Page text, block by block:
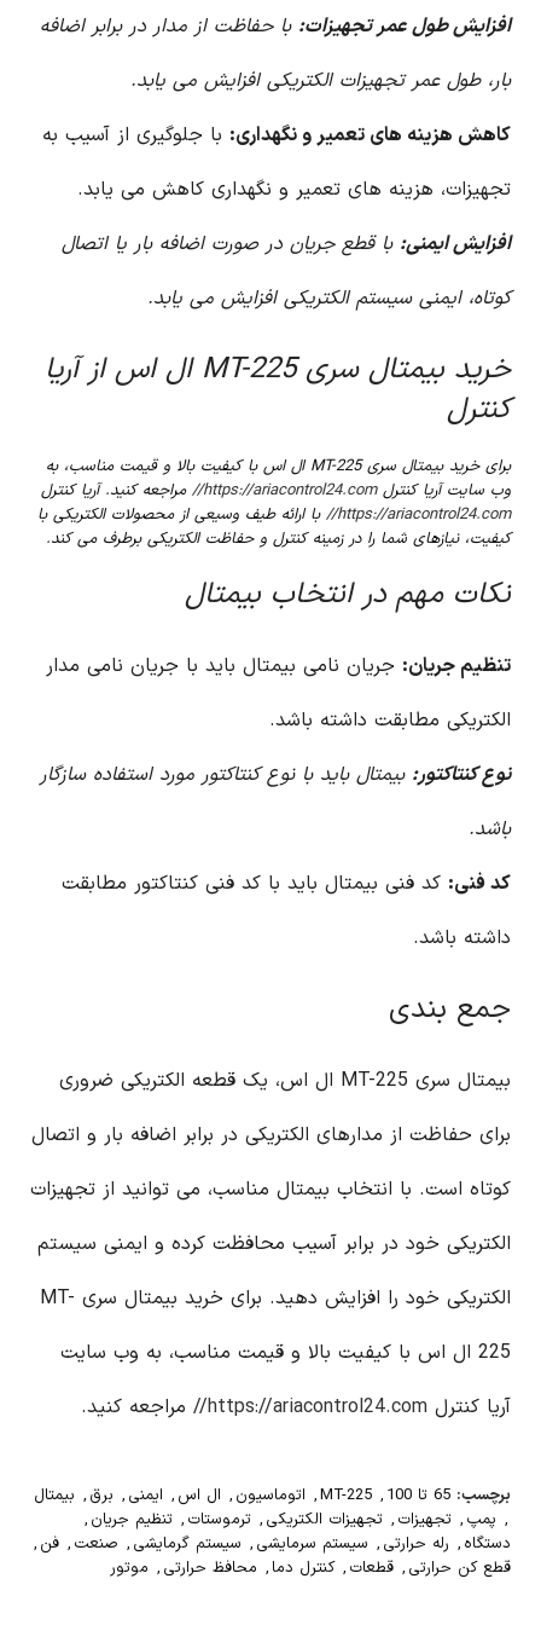
افزایش طول عمر تجهیزات: با حفاظت از مدار در برابر اضافه
بار، طول عمر تجهیزات الکتریکی افزایش می یابد.
کاهش هزینه های تعمیر و نگهداری: با جلوگیری از آسیب به
تجهیزات، هزینه های تعمیر و نگهداری کاهش می یابد.
افزایش ایمنی: با قطع جریان در صورت اضافه بار یا اتصال
کوتاه، ایمنی سیستم الکتریکی افزایش می یابد.
خرید بیمتال سری MT-225 ال اس از آریا
کنترل
برای خرید بیمتال سری MT-225 ال اس با کیفیت بالا و قیمت مناسب، به
وب سایت آریا کنترلhttps://ariacontrol24.com//
مراجعه کنید. آریا کنترل
https://ariacontrol24.com//
با ارائه طیف وسیعی از محصولات الکتریکی با
کیفیت، نیازهای شما را در زمینه کنترل و حفاظت الکتریکی برطرف می کند.
نکات مهم در انتخاب بیمتال
تنظیم جریان: جریان نامی بیمتال باید با جریان نامی مدار
الکتریکی مطابقت داشته باشد.
نوع کنتاکتور: بیمتال باید با نوع کنتاکتور مورد استفاده سازگار
باشد.
کد فنی: کد فنی بیمتال باید با کد فنی کنتاکتور مطابقت
داشته باشد.
جمع بندی
بیمتال سری MT-225 ال اس، یک قطعه الکتریکی ضروری
برای حفاظت از مدارهای الکتریکی در برابر اضافه بار و اتصال
کوتاه است. با انتخاب بیمتال مناسب، می توانید از تجهیزات
الکتریکی خود در برابر آسیب محافظت کرده و ایمنی سیستم
الکتریکی خود را افزایش دهید. برای خرید بیمتال سری MT-
225 ال اس با کیفیت بالا و قیمت مناسب، به وب سایت
آریا کنترل https://ariacontrol24.com// مراجعه کنید.
برچسب: 65 تا 100 ,
MT-225
, اتوماسیون , ال اس , ایمنی , برق , بیمتال
, پمپ , تجهیزات , تجهیزات الکتریکی , ترموستات , تنظیم جریان ,
دستگاه , رله حرارتی , سیستم سرمایشی , سیستم گرمایشی , صنعت , فن ,
قطع کن حرارتی , قطعات , کنترل دما , محافظ حرارتی , موتور